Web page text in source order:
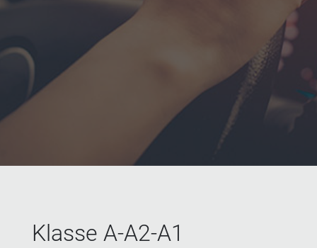
Klasse A-A2-A1